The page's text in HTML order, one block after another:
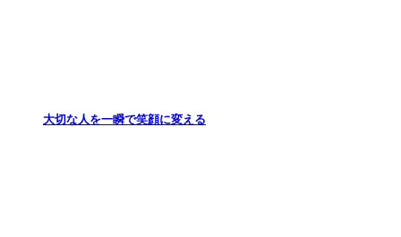
大切な人を一瞬で笑顔に変える